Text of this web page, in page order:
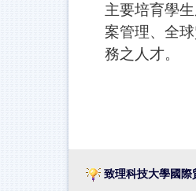
主要培育學
案管理、全
務之人才。
致理科技大學國